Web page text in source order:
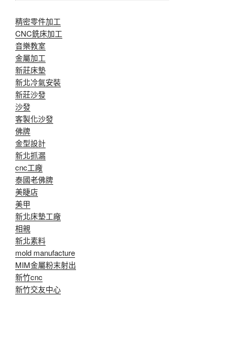
精密零件加工
CNC銑床加工
音樂教室
金屬加工
新莊床墊
新北冷氣安裝
新莊沙發
沙發
客製化沙發
佛牌
金型設計
新北抓漏
cnc工廠
泰國老佛牌
美睫店
美甲
新北床墊工廠
相親
新北素料
mold manufacture
MIM金屬粉末射出
新竹cnc
新竹交友中心